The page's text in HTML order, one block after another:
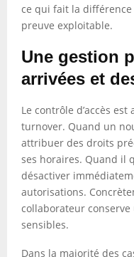
ce qui fait la
preuve exploitable.
Une gestion
arrivées et
Le contrôle d’accès
turnover. Quand un
attribuer des droits
ses horaires. Quand il
désactiver
autorisations.
collaborateur conserve
sensibles.
Dans la majorité des